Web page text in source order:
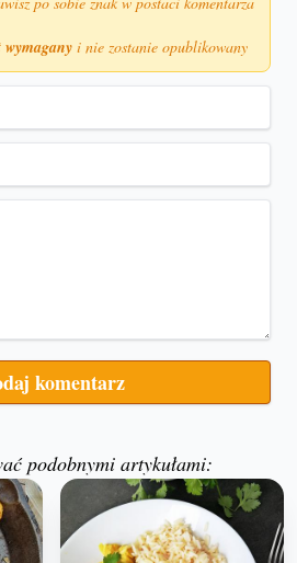
wymagany i nie zostanie opublikowany
podobnymi artykułami: